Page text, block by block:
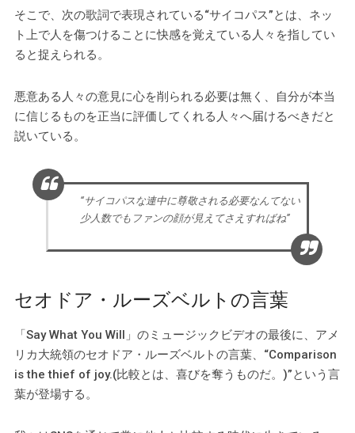
そこで、次の歌詞で表現されている“サイコパス”とは、ネッ
ト上で人を傷つけることに快感を覚えている人々を指してい
ると捉えられる。
悪意ある人々の意見に心を削られる必要は無く、自分が本当
に信じるものを正当に評価してくれる人々へ届けるべきだと
説いている。
“サイコパスな連中に尊敬される必要なんてない
少人数でもファンの顔が見えてさえすればね”
セオドア・ルーズベルトの言葉
「Say What You Will」のミュージックビデオの最後に、アメ
リカ大統領のセオドア・ルーズベルトの言葉、“Comparison
is the thief of joy.(比較とは、喜びを奪うものだ。)”という言
葉が登場する。